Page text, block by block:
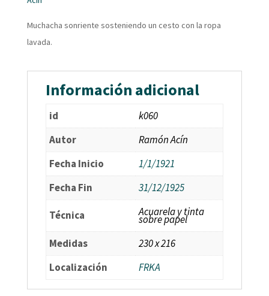
Muchacha sonriente sosteniendo un cesto con la ropa
lavada.
Información adicional
id
k060
Autor
Ramón Acín
Fecha Inicio
1/1/1921
Fecha Fin
31/12/1925
Técnica Acuarela y tinta
sobre papel
Medidas
230 x 216
Localización
FRKA